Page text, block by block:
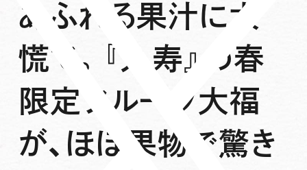
あふれる果汁に大
慌て。『丸寿』の春
限定フルーツ大福
が、ほぼ果物で驚き